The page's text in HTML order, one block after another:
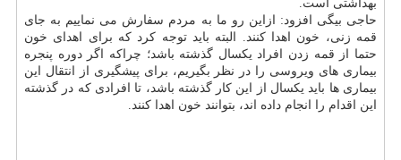
بهداشتی است.
حاجی بیگی افزود: ازاین رو ما به مردم سفارش می نماییم به جای
قمه زنی، خون اهدا كنند. البته باید توجه كرد كه برای اهدای خون
حتما از قمه زدن افراد یكسال گذشته باشد؛ چراكه اگر دوره پنجره
بیماری های ویروسی را در نظر بگیریم، برای پیشگیری از انتقال این
بیماری ها باید یكسال از این كار گذشته باشد، تا افرادی كه در گذشته
این اقدام را انجام داده اند، بتوانند خون اهدا كنند.